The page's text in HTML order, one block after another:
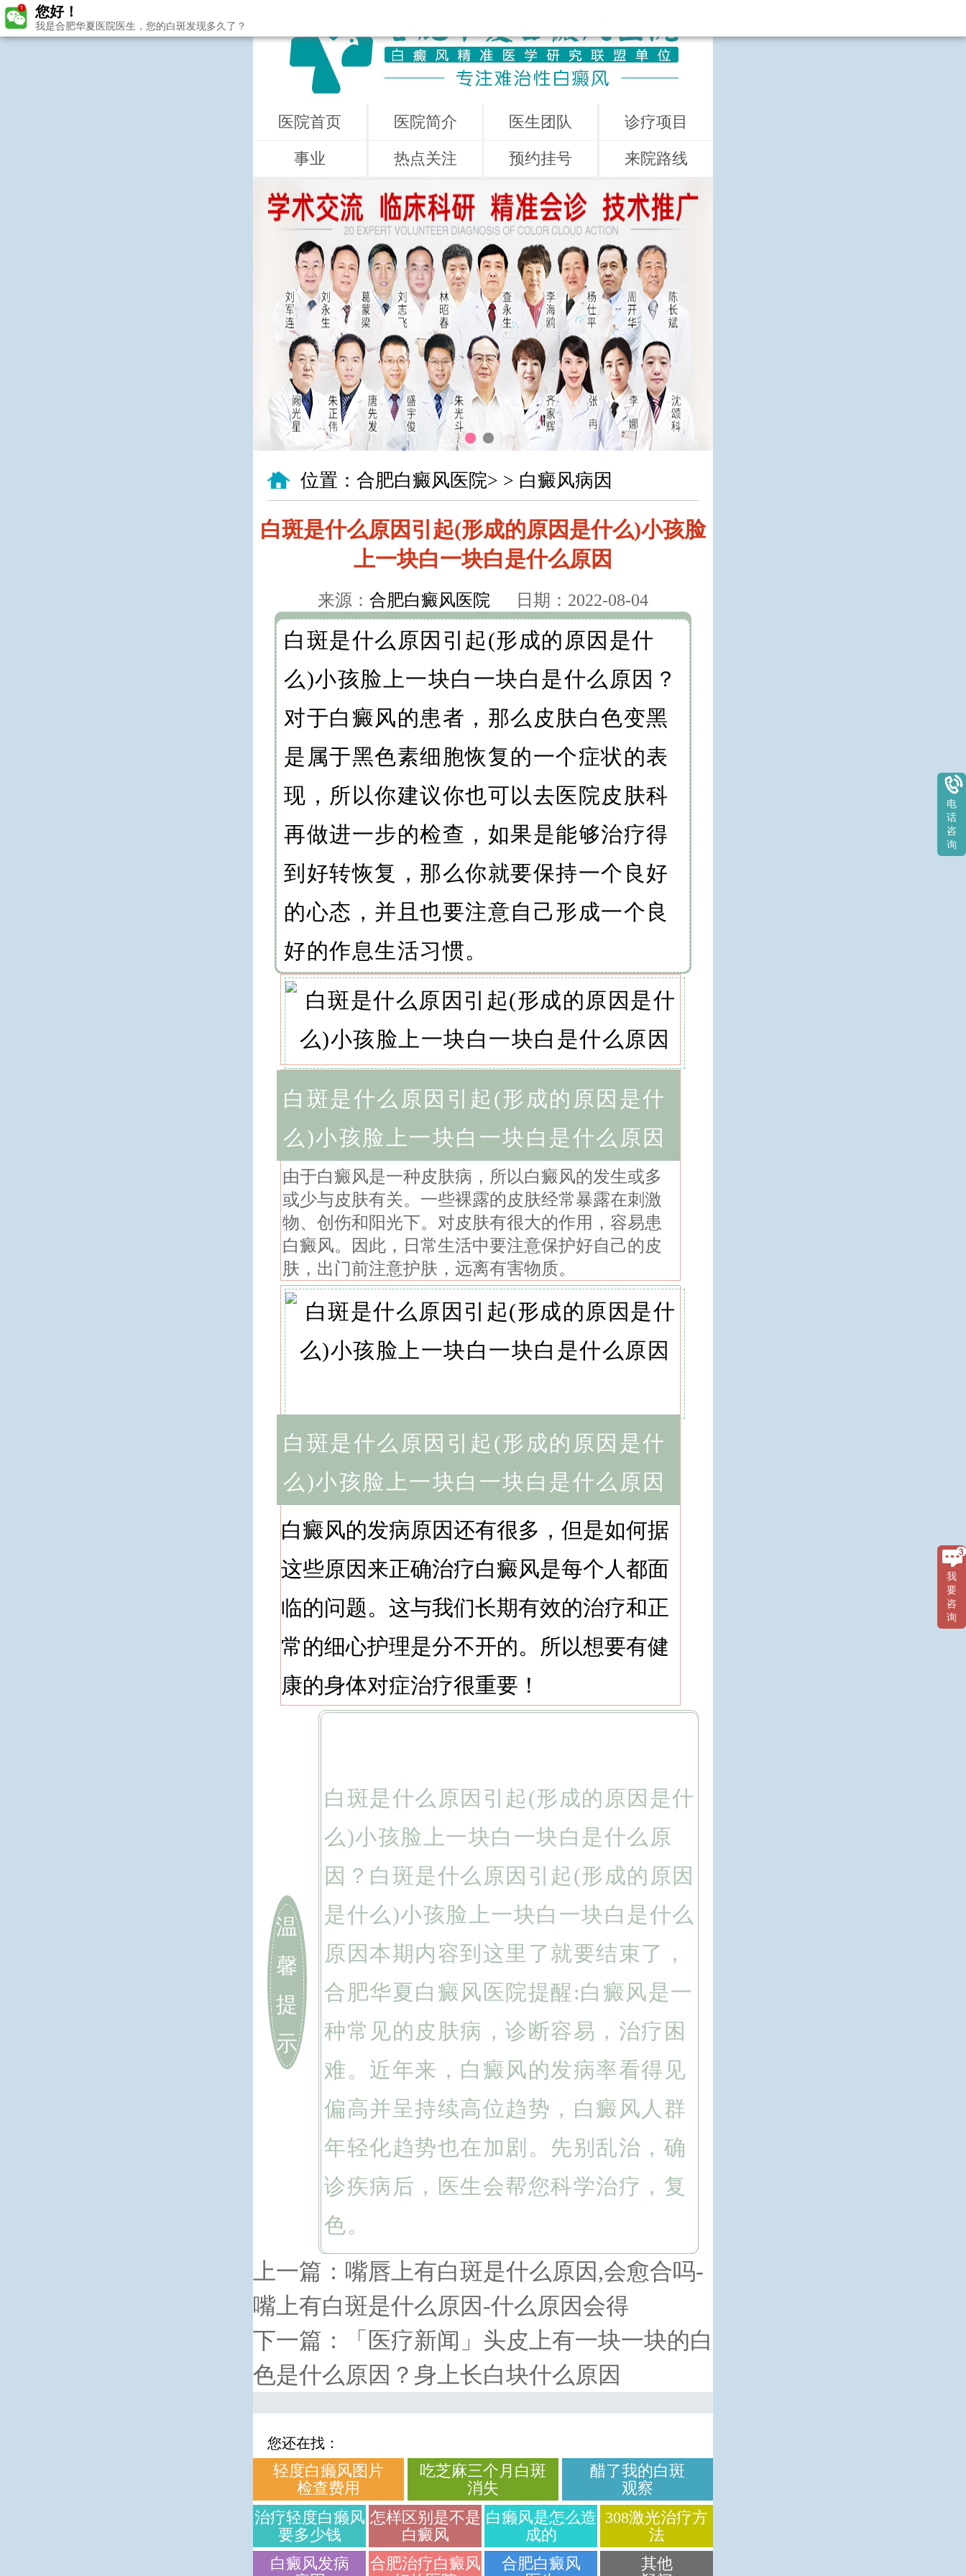
医院首页 医院简介 医生团队 诊疗项目
事业 热点关注 预约挂号 来院路线
位置： 合肥白癜风医院> > 白癜风病因
白斑是什么原因引起(形成的原因是什么)小孩脸
上一块白一块白是什么原因
来源： 合肥白癜风医院 日期：2022-08-04
白斑是什么原因引起(形成的原因是什
么)小孩脸上一块白一块白是什么原因？
对于白癜风的患者，那么皮肤白色变黑
是属于黑色素细胞恢复的一个症状的表
现，所以你建议你也可以去医院皮肤科
再做进一步的检查，如果是能够治疗得
到好转恢复，那么你就要保持一个良好
的心态，并且也要注意自己形成一个良
好的作息生活习惯。
白斑是什么原因引起(形成的原因是什
么)小孩脸上一块白一块白是什么原因
由于白癜风是一种皮肤病，所以白癜风的发生或多
或少与皮肤有关。一些裸露的皮肤经常暴露在刺激
物、创伤和阳光下。对皮肤有很大的作用，容易患
白癜风。因此，日常生活中要注意保护好自己的皮
肤，出门前注意护肤，远离有害物质。
白斑是什么原因引起(形成的原因是什
么)小孩脸上一块白一块白是什么原因
白癜风的发病原因还有很多，但是如何据
这些原因来正确治疗白癜风是每个人都面
临的问题。这与我们长期有效的治疗和正
常的细心护理是分不开的。所以想要有健
康的身体对症治疗很重要！
温
馨
提
示
白斑是什么原因引起(形成的原因是什
么)小孩脸上一块白一块白是什么原
因？白斑是什么原因引起(形成的原因
是什么)小孩脸上一块白一块白是什么
原因本期内容到这里了就要结束了，
合肥华夏白癜风医院提醒:白癜风是一
种常见的皮肤病，诊断容易，治疗困
难。近年来，白癜风的发病率看得见
偏高并呈持续高位趋势，白癜风人群
年轻化趋势也在加剧。先别乱治，确
诊疾病后，医生会帮您科学治疗，复
色。
上一篇： 嘴唇上有白斑是什么原因,会愈合吗-
嘴上有白斑是什么原因-什么原因会得
下一篇：
「医疗新闻」头皮上有一块一块的白
色是什么原因？身上长白块什么原因
您还在找：
轻度白癞风图片
检查费用
吃芝麻三个月白斑
消失
醋了我的白斑
观察
治疗轻度白癞风
要多少钱
怎样区别是不是
白癜风
白癞风是怎么造
成的
308激光治疗方
法
白癜风发病
合肥治疗白癜风
合肥白癜风
其他
我
要
咨
询
电
话
咨
询
您好！
我是合肥华夏医院医生，您的白斑发现多久了？